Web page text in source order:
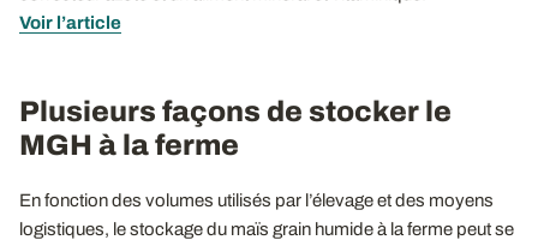
Voir l’article
Plusieurs façons de stocker le
MGH à la ferme
En fonction des volumes utilisés par l’élevage et des moyens
logistiques, le stockage du maïs grain humide à la ferme peut se